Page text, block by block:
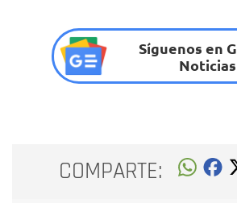
Síguenos en
Noticias
COMPARTE: